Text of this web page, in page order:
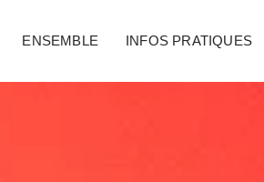
ENSEMBLE INFOS PRATIQUES